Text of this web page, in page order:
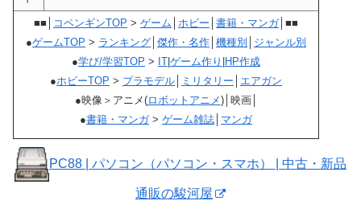
■■│ コペンギンTOP > ゲーム ホビー 書籍・マンガ│■■
●ゲームTOP > ランキング 傑作・名作 機種別
ジャンル別
●学び/学習TOP > IT ゲーム作り HP作成
●ホビーTOP > プラモデル ミリタリー
エアガン
●映像＞アニメ(ロボットアニメ)│映画│
●書籍・マンガ> ゲーム雑誌 マンガ
PC88 | パソコン（パソコン・スマホ） | 中古・新品
通販の駿河屋